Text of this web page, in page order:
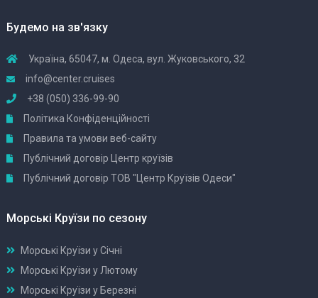
Будемо на зв'язку
Україна, 65047, м. Одеса, вул. Жуковського, 32
info@center.cruises
+38 (050) 336-99-90
Політика Конфіденційності
Правила та умови веб-сайту
Публічний договір Центр круїзів
Публічний договір ТОВ "Центр Круїзів Одеси"
Морські Круїзи по сезону
Морські Круїзи у Січні
Морські Круїзи у Лютому
Морські Круїзи у Березні